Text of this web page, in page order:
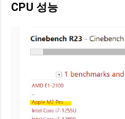
CPU 성능